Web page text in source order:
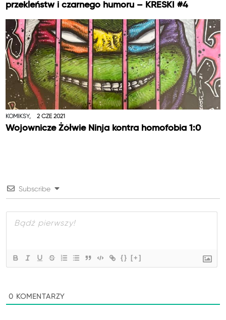
przekleństw i czarnego humoru – KRESKI #4
KOMIKSY, 2 CZE 2021
Wojownicze Żółwie Ninja kontra homofobia 1:0
Subscribe
{} [+]
0 KOMENTARZY